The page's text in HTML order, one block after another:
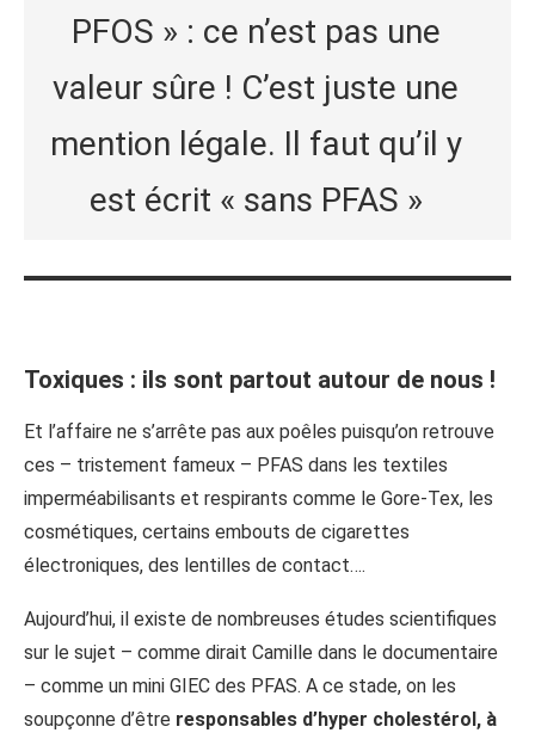
PFOS » : ce n’est pas une
valeur sûre ! C’est juste une
mention légale. Il faut qu’il y
est écrit « sans PFAS »
Toxiques : ils sont partout autour de nous !
Et l’affaire ne s’arrête pas aux poêles puisqu’on retrouve
ces – tristement fameux – PFAS dans les textiles
imperméabilisants et respirants comme le Gore-Tex, les
cosmétiques, certains embouts de cigarettes
électroniques, des lentilles de contact….
Aujourd’hui, il existe de nombreuses études scientifiques
sur le sujet – comme dirait Camille dans le documentaire
– comme un mini GIEC des PFAS. A ce stade, on les
soupçonne d’être responsables d’hyper cholestérol, à